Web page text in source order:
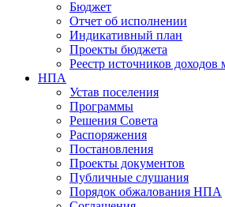
Бюджет
Отчет об исполнении
Индикативный план
Проекты бюджета
Реестр источников доходов
НПА
Устав поселения
Программы
Решения Совета
Распоряжения
Постановления
Проекты документов
Публичные слушания
Порядок обжалования НПА